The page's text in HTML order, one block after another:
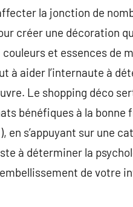
la jonction de
créer une décoration
et essences de
à aider l’internaute à
Le shopping déco
bénéfiques à la
en s’appuyant sur une
à déterminer la
de votre